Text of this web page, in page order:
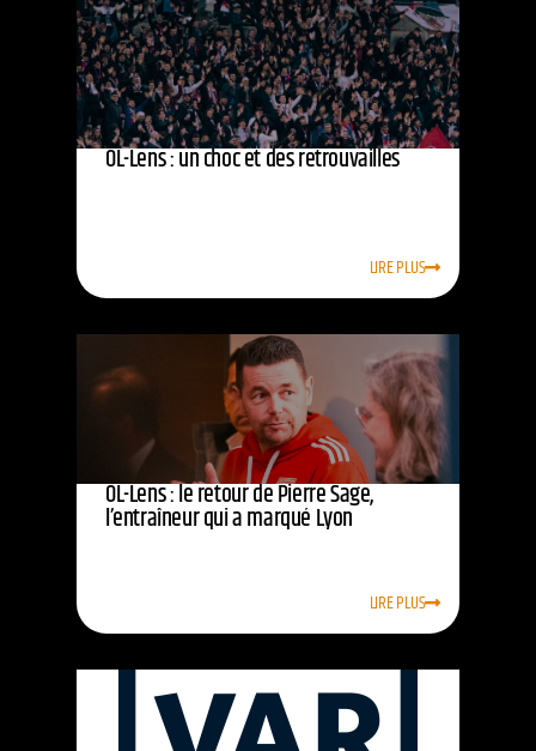
OL-Lens : un choc et des retrouvailles
LIRE PLUS
OL-Lens : le retour de Pierre Sage,
l’entraîneur qui a marqué Lyon
LIRE PLUS